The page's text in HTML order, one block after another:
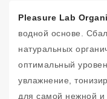
Pleasure Lab
водной основе.
натуральных
оптимальный
увлажнение,
для самой нежной и